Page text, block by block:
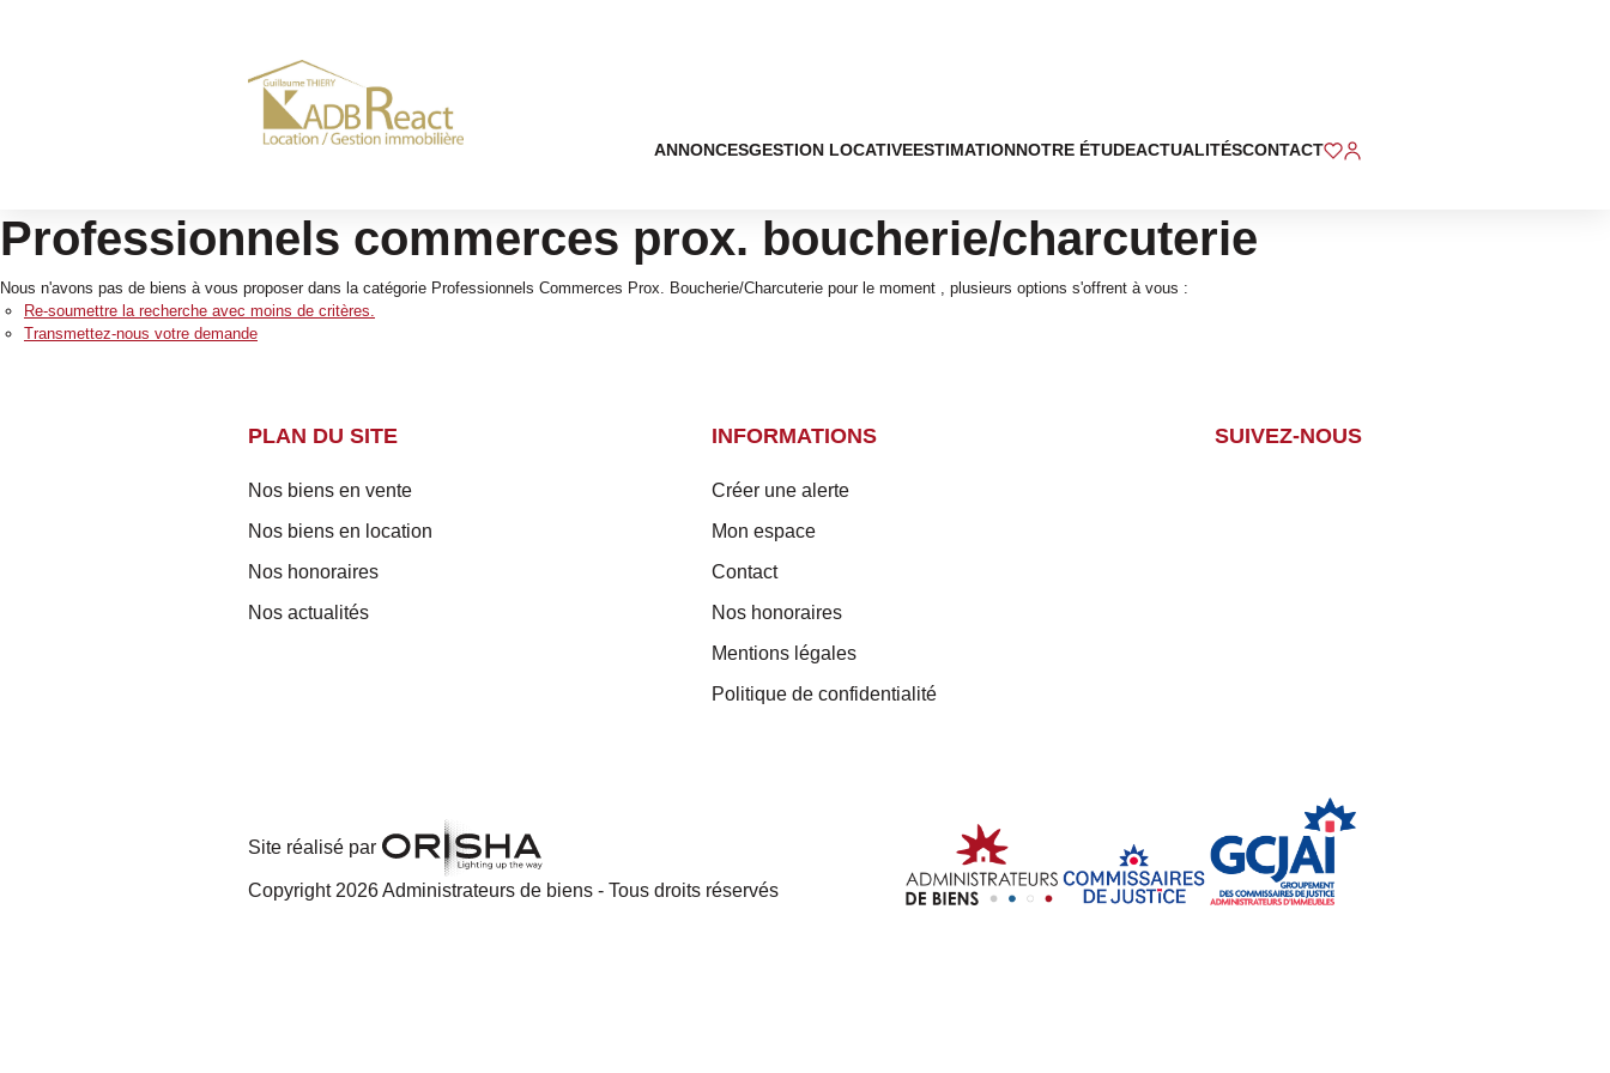
ANNONCESGESTION LOCATIVEESTIMATIONNOTRE ÉTUDEACTUALITÉSCONTACT
Professionnels commerces prox. boucherie/charcuterie
Nous n'avons pas de biens à vous proposer dans la catégorie Professionnels Commerces Prox. Boucherie/Charcuterie pour le moment , plusieurs options s'offrent à vous :
Re-soumettre la recherche avec moins de critères.
Transmettez-nous votre demande
PLAN DU SITE
Nos biens en vente
Nos biens en location
Nos honoraires
Nos actualités
INFORMATIONS
Créer une alerte
Mon espace
Contact
Nos honoraires
Mentions légales
Politique de confidentialité
SUIVEZ-NOUS
Site réalisé par
Copyright 2026 Administrateurs de biens - Tous droits réservés